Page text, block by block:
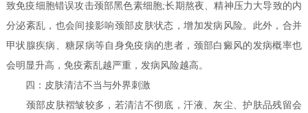
致免疫细胞错误攻击颈部黑色素细胞;长期熬夜、精神压力大导致的内
分泌紊乱，也会间接影响颈部皮肤状态，增加发病风险。此外，合并
甲状腺疾病、糖尿病等自身免疫病的患者，颈部白癜风的发病概率也
会明显升高，免疫紊乱越严重，发病风险越高。
四：皮肤清洁不当与外界刺激
颈部皮肤褶皱较多，若清洁不彻底，汗液、灰尘、护肤品残留会